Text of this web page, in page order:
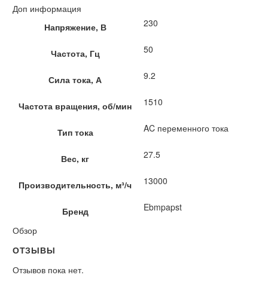
Доп информация
Напряжение, В
230
Частота, Гц 50
Сила тока, А 9.2
Частота вращения, об/мин 1510
Тип тока AC переменного тока
Вес, кг 27.5
Производительность, м³/ч 13000
Бренд
Ebmpapst
Обзор
ОТЗЫВЫ
Отзывов пока нет.